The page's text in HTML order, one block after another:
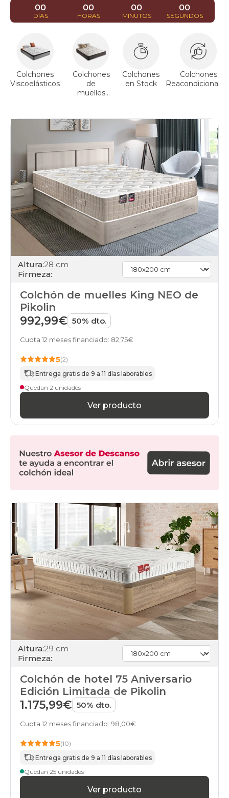
DÍAS
00
HORAS
00
MINUTOS
00
SEGUNDOS
00
Colchones
Viscoelásticos
Colchones
de
muelles
Colchones
en Stock
Colchones
Altura:28 cm
Firmeza:
Colchón de muelles King NEO de
Pikolin
992,99€ 50% dto.
Cuota 12 meses financiado: 82,75€
5(2)
Entrega gratis de 9 a 11 días laborables
Quedan 2 unidades
Ver producto
Altura:29 cm
Firmeza:
Colchón de hotel 75 Aniversario
Edición Limitada de Pikolin
1.175,99€ 50% dto.
Cuota 12 meses financiado: 98,00€
5(10)
Entrega gratis de 9 a 11 días laborables
Quedan 25 unidades
Ver producto